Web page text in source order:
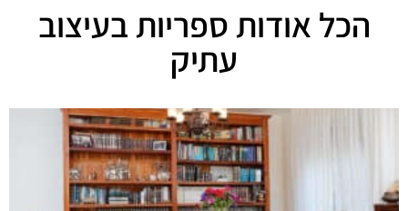
הכל אודות ספריות בעיצוב
עתיק